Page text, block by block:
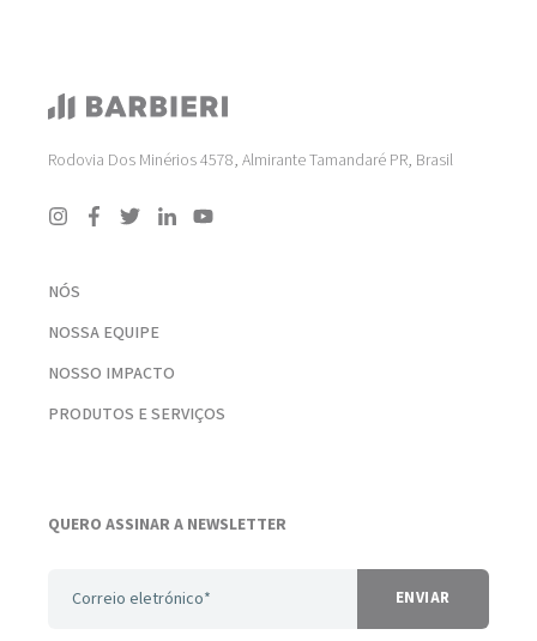
Rodovia Dos Minérios 4578, Almirante Tamandaré PR, Brasil
NÓS
NOSSA EQUIPE
NOSSO IMPACTO
PRODUTOS E SERVIÇOS
QUERO ASSINAR A NEWSLETTER